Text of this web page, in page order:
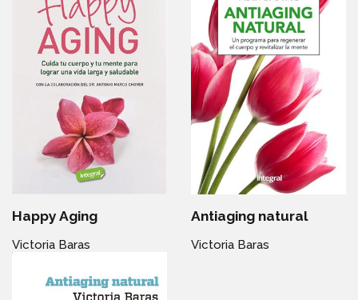
Happy Aging
Victoria Baras
Antiaging natural
Victoria Baras